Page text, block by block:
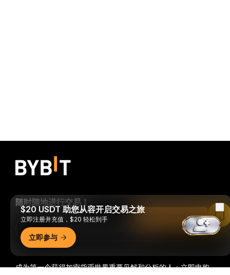
成为第一个获得加密货币世界重要见解和分析的人：立即申购
随时随地进行交易！
Download Bybit App
$20 USDT 助您从容开启交易之旅
立即注册并充值，$20 轻松到手
立即参与
Read in Bybit App